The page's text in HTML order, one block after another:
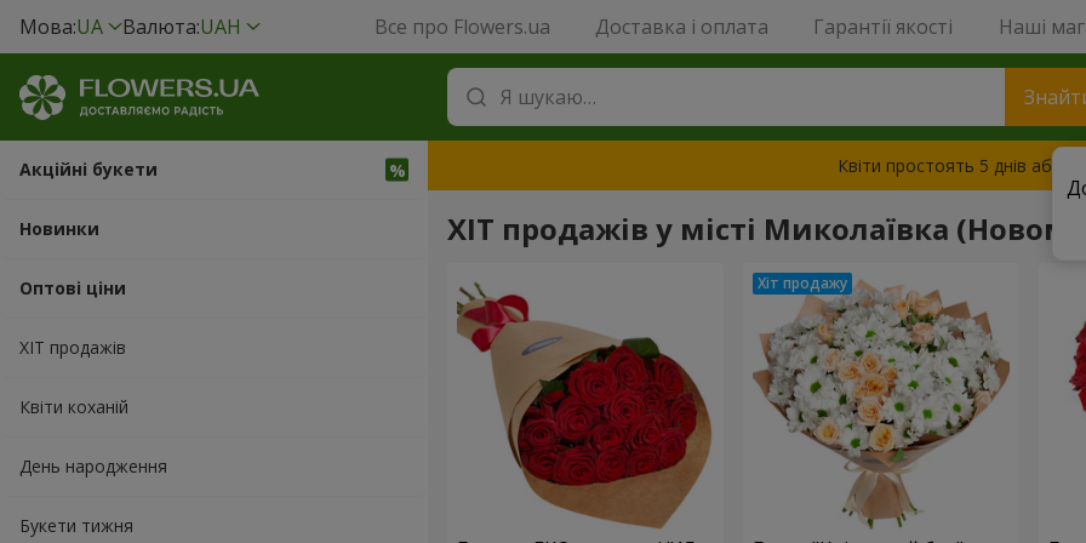
Мова:UA Валюта:UAH Все про Flowers.ua Доставка і оплата Гарантії якості Наші
Акційні букети
Новинки
Оптові ціни
ХІТ продажів
Квіти коханій
День народження
Букети тижня
Квіти простоять 5 днів або
ХІТ продажів у місті Миколаївка